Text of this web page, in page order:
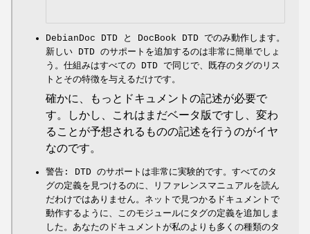
DebianDoc DTD と DocBook DTD でのみ動作します。
新しい DTD のサポートを追加するのは非常に簡単でしょ
う。仕組みはすべての DTD で同じで、既存のタグのリス
トとその特徴を与えるだけです。
確かに、もっとドキュメントの記述が必要で
す。しかし、これはまだベータ版ですし、変わ
ることが予想されるものの記述を行うのがイヤ
なのです。
警告: DTD のサポートは非常に実験的です。すべてのタ
グの定義を見つけるのに、リファレンスマニュアルを読ん
だわけではありません。ネットで見つかるドキュメントで
動作するように、このモジュールにタグの定義を追加しま
した。あなたのドキュメントが私のよりも多くの種類のタ